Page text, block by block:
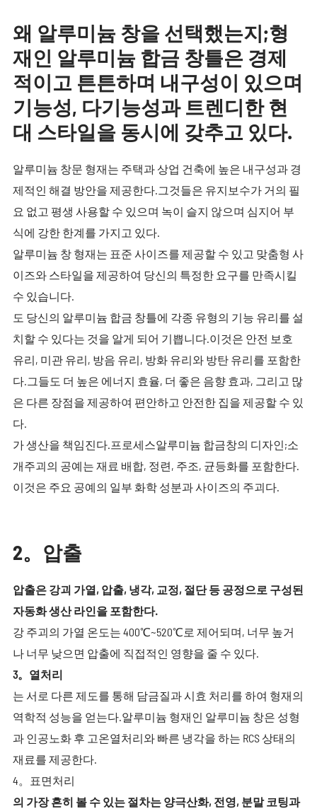
왜 알루미늄 창을 선택했는지;형
재인 알루미늄 합금 창틀은 경제
적이고 튼튼하며 내구성이 있으며
기능성, 다기능성과 트렌디한 현
대 스타일을 동시에 갖추고 있다.
알루미늄 창문 형재는 주택과 상업 건축에 높은 내구성과 경
제적인 해결 방안을 제공한다.그것들은 유지보수가 거의 필
요 없고 평생 사용할 수 있으며 녹이 슬지 않으며 심지어 부
식에 강한 한계를 가지고 있다.
알루미늄 창 형재는 표준 사이즈를 제공할 수 있고 맞춤형 사
이즈와 스타일을 제공하여 당신의 특정한 요구를 만족시킬
수 있습니다.
도 당신의 알루미늄 합금 창틀에 각종 유형의 기능 유리를 설
치할 수 있다는 것을 알게 되어 기쁩니다.이것은 안전 보호
유리, 미관 유리, 방음 유리, 방화 유리와 방탄 유리를 포함한
다.그들도 더 높은 에너지 효율, 더 좋은 음향 효과, 그리고 많
은 다른 장점을 제공하여 편안하고 안전한 집을 제공할 수 있
다.
가 생산을 책임진다.프로세스알루미늄 합금창의 디자인;소
개주괴의 공예는 재료 배합, 정련, 주조, 균등화를 포함한다.
이것은 주요 공예의 일부 화학 성분과 사이즈의 주괴다.
2。압출
압출은 강괴 가열, 압출, 냉각, 교정, 절단 등 공정으로 구성된
자동화 생산 라인을 포함한다.
강 주괴의 가열 온도는 400℃~520℃로 제어되며, 너무 높거
나 너무 낮으면 압출에 직접적인 영향을 줄 수 있다.
3。열처리
는 서로 다른 제도를 통해 담금질과 시효 처리를 하여 형재의
역학적 성능을 얻는다.알루미늄 형재인 알루미늄 창은 성형
과 인공노화 후 고온열처리와 빠른 냉각을 하는 RCS 상태의
재료를 제공한다.
4。표면처리
의 가장 흔히 볼 수 있는 절차는 양극산화, 전영, 분말 코팅과